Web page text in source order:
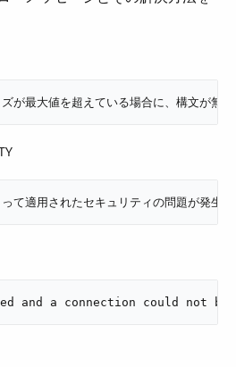
が最大値を超えている場合に、構文が無
て適用されたセキュリティの問題が発生
and a connection could not be